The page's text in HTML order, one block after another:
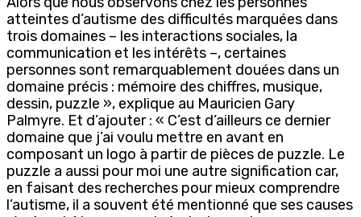
atteintes d’autisme des difficultés marquées dans
trois domaines – les interactions sociales, la
communication et les intérêts –, certaines
personnes sont remarquablement douées dans un
domaine précis : mémoire des chiffres, musique,
dessin, puzzle », explique au Mauricien Gary
Palmyre. Et d’ajouter : « C’est d’ailleurs ce dernier
domaine que j’ai voulu mettre en avant en
composant un logo à partir de pièces de puzzle. Le
puzzle a aussi pour moi une autre signification car,
en faisant des recherches pour mieux comprendre
l’autisme, il a souvent été mentionné que ses causes